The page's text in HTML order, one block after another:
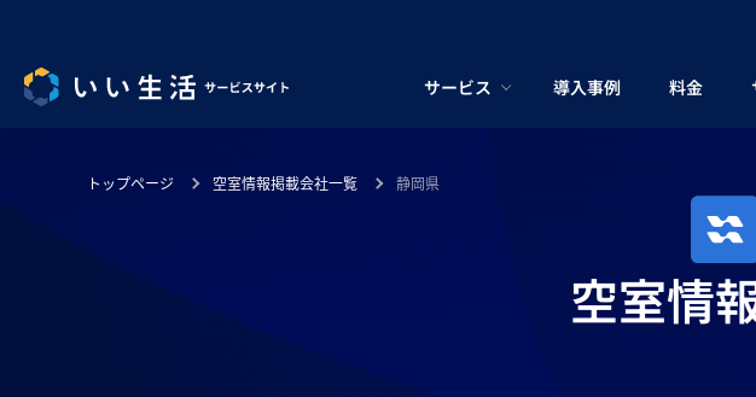
サービス 導入事例 料金
トップページ 空室情報掲載会社一覧 静岡県
空室情